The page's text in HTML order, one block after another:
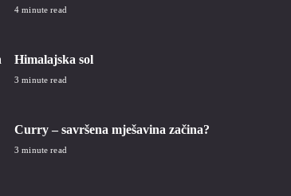
4 minute read
Himalajska sol
3 minute read
Curry – savršena mješavina začina?
3 minute read